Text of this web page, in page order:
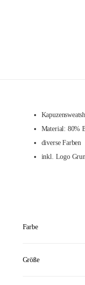
Material: 80%
diverse Farben
inkl. Logo
Farbe
Größe